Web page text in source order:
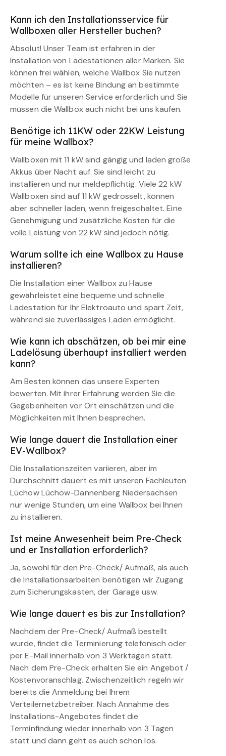
Kann ich den Installationsservice für
Wallboxen aller Hersteller buchen?
Absolut! Unser Team ist erfahren in der
Installation von Ladestationen aller Marken. Sie
können frei wählen, welche Wallbox Sie nutzen
möchten – es ist keine Bindung an bestimmte
Modelle für unseren Service erforderlich und Sie
müssen die Wallbox auch nicht bei uns kaufen.
Benötige ich 11KW oder 22KW Leistung
für meine Wallbox?
Wallboxen mit 11 kW sind gängig und laden große
Akkus über Nacht auf. Sie sind leicht zu
installieren und nur meldepflichtig. Viele 22 kW
Wallboxen sind auf 11 kW gedrosselt, können
aber schneller laden, wenn freigeschaltet. Eine
Genehmigung und zusätzliche Kosten für die
volle Leistung von 22 kW sind jedoch nötig.
Warum sollte ich eine Wallbox zu Hause
installieren?
Die Installation einer Wallbox zu Hause
gewährleistet eine bequeme und schnelle
Ladestation für Ihr Elektroauto und spart Zeit,
während sie zuverlässiges Laden ermöglicht.
Wie kann ich abschätzen, ob bei mir eine
Ladelösung überhaupt installiert werden
kann?
Am Besten können das unsere Experten
bewerten. Mit ihrer Erfahrung werden Sie die
Gegebenheiten vor Ort einschätzen und die
Möglichkeiten mit Ihnen besprechen.
Wie lange dauert die Installation einer
EV-Wallbox?
Die Installationszeiten variieren, aber im
Durchschnitt dauert es mit unseren Fachleuten
Lüchow Lüchow-Dannenberg Niedersachsen
nur wenige Stunden, um eine Wallbox bei Ihnen
zu installieren.
Ist meine Anwesenheit beim Pre-Check
und er Installation erforderlich?
Ja, sowohl für den Pre-Check/ Aufmaß, als auch
die Installationsarbeiten benötigen wir Zugang
zum Sicherungskasten, der Garage usw.
Wie lange dauert es bis zur Installation?
Nachdem der Pre-Check/ Aufmaß bestellt
wurde, findet die Terminierung telefonisch oder
per E-Mail innerhalb von 3 Werktagen statt.
Nach dem Pre-Check erhalten Sie ein Angebot /
Kostenvoranschlag. Zwischenzeitlich regeln wir
bereits die Anmeldung bei Ihrem
Verteilernetzbetreiber. Nach Annahme des
Installations-Angebotes findet die
Terminfindung wieder innerhalb von 3 Tagen
statt und dann geht es auch schon los.